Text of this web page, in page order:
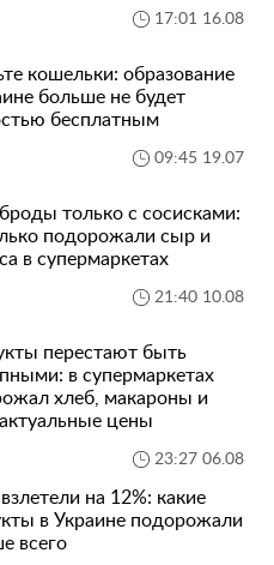
17:01 16.08
кошельки: образование
больше не будет
бесплатным
09:45 19.07
только с сосисками:
подорожали сыр и
в супермаркетах
21:40 10.08
перестают быть
в супермаркетах
хлеб, макароны и
цены
23:27 06.08
на 12%: какие
в Украине подорожали
всего